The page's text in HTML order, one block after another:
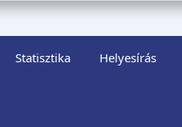
Statisztika Helyesírás